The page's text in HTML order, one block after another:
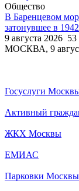
Общество
В Баренцевом
затонувшее в
9 августа 2026 53
МОСКВА, 9
Госуслуги
Активный
ЖКХ Москвы
ЕМИАС
Парковки Москвы